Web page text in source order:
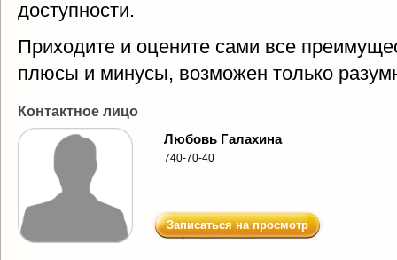
доступности.
Приходите и оцените сами все
плюсы и минусы, возможен только
Контактное лицо
Любовь Галахина
740-70-40
Записаться на просмотр